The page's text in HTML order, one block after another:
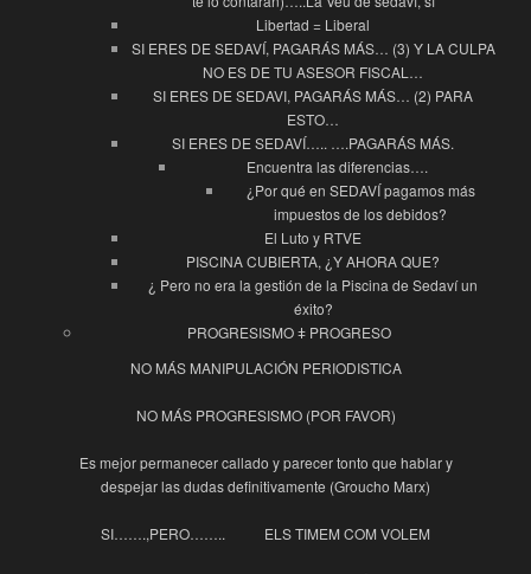
Libertad = Liberal
SI ERES DE SEDAVÍ, PAGARÁS MÁS… (3) Y LA CULPA
NO ES DE TU ASESOR FISCAL…
SI ERES DE SEDAVI, PAGARÁS MÁS… (2) PARA
ESTO…
SI ERES DE SEDAVÍ….. ….PAGARÁS MÁS.
Encuentra las diferencias….
¿Por qué en SEDAVÍ pagamos más
impuestos de los debidos?
El Luto y RTVE
PISCINA CUBIERTA, ¿Y AHORA QUE?
¿ Pero no era la gestión de la Piscina de Sedaví un
éxito?
PROGRESISMO ǂ PROGRESO
NO MÁS MANIPULACIÓN PERIODISTICA
NO MÁS PROGRESISMO (POR FAVOR)
Es mejor permanecer callado y parecer tonto que hablar y
despejar las dudas definitivamente (Groucho Marx)
SI…….,PERO…….. ELS TIMEM COM VOLEM